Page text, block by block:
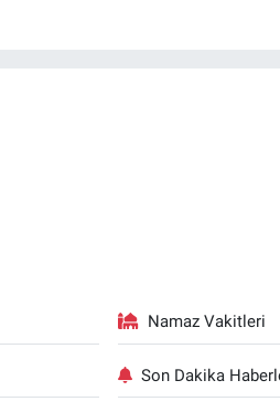
Namaz Vakitleri
Son Dakika